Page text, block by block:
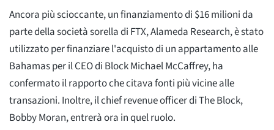
Ancora più scioccante, un finanziamento di $16 milioni da
parte della società sorella di FTX, Alameda Research, è stato
utilizzato per finanziare l'acquisto di un appartamento alle
Bahamas per il CEO di Block Michael McCaffrey, ha
confermato il rapporto che citava fonti più vicine alle
transazioni. Inoltre, il chief revenue officer di The Block,
Bobby Moran, entrerà ora in quel ruolo.